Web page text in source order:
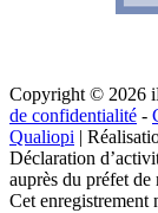
Copyright © 2026
de confidentialité -
Qualiopi |
Déclaration
auprès du préfet de
Cet enregistrement